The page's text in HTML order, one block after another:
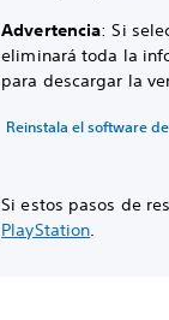
Advertencia: Si
eliminará toda la
para descargar la
Reinstala el software
Si estos pasos de
PlayStation.